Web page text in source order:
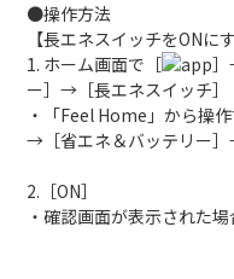
●操作方法
【長エネスイッチをONにす
1. ホーム画面で［
ー］→［長エネスイッチ］
・「Feel Home」から操
→［省エネ＆バッテリー］
2.［ON］
・確認画面が表示された